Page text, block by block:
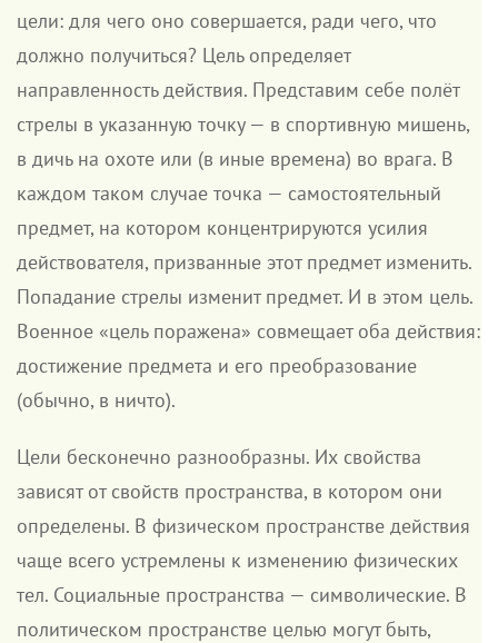
цели: для чего оно совершается, ради чего, что
должно получиться? Цель определяет
направленность действия. Представим себе полёт
стрелы в указанную точку — в спортивную мишень,
в дичь на охоте или (в иные времена) во врага. В
каждом таком случае точка — самостоятельный
предмет, на котором концентрируются усилия
действователя, призванные этот предмет изменить.
Попадание стрелы изменит предмет. И в этом цель.
Военное «цель поражена» совмещает оба действия:
достижение предмета и его преобразование
(обычно, в ничто).
Цели бесконечно разнообразны. Их свойства
зависят от свойств пространства, в котором они
определены. В физическом пространстве действия
чаще всего устремлены к изменению физических
тел. Социальные пространства — символические. В
политическом пространстве целью могут быть,